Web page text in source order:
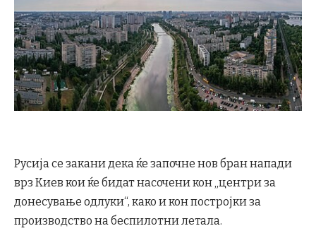
Русија се закани дека ќе започне нов бран напади
врз Киев кои ќе бидат насочени кон „центри за
донесување одлуки“, како и кон постројки за
производство на беспилотни летала.